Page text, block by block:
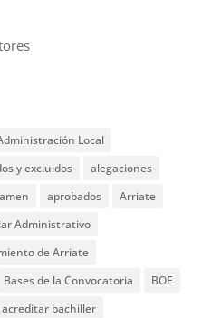
Local
y excluidos
alegaciones
aprobados
Arriate
Administrativo
de Arriate
Bases de la Convocatoria
BOE
acreditar bachiller